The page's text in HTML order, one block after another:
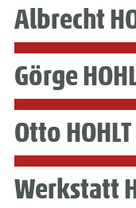
Albrecht
Görge
Otto HOHLT
Werkstatt